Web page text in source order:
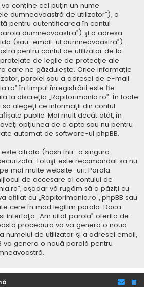
conţine cel puţin un nume
dumneavoastră de utilizator”), o
pentru autentificarea în contul
dumneavoastră”) şi o adresă
(sau „email-ul dumneavoastră”).
pentru contul de utilizator de la
protejate de legile de protecţie ale
care ne găzduieşte. Orice informaţie
parolei sau a adresei de e-mail
în timpul înregistrării este fie
la discreţia „Rapitorimania.ro”. În toate
alegeţi ce informaţii din contul
public. Mai mult decât atât, în
opţiunea de a opta sau nu pentru
automat de software-ul phpBB.
cifrată (hash într-o singură
Totuşi, este recomandat să nu
mai multe website-uri. Parola
de accesare al contului de
aşadar vă rugăm să o păziţi cu
afiliat cu „Rapitorimania.ro”, phpBB sau
cere în mod legitim parola. Dacă
interfaţa „Am uitat parola” oferită de
procedură vă va genera o nouă
numelui de utilizator şi a adresei email,
va genera o nouă parolă pentru